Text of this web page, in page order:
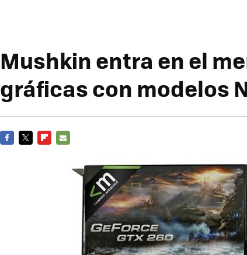
Mushkin entra en el
gráficas con modelos
MAIL